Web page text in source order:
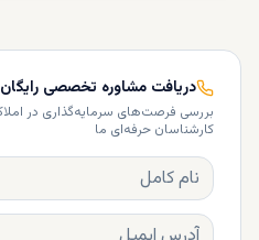
دریافت مشاوره تخصصی رایگان
کارشناسان حرفه‌ای ما